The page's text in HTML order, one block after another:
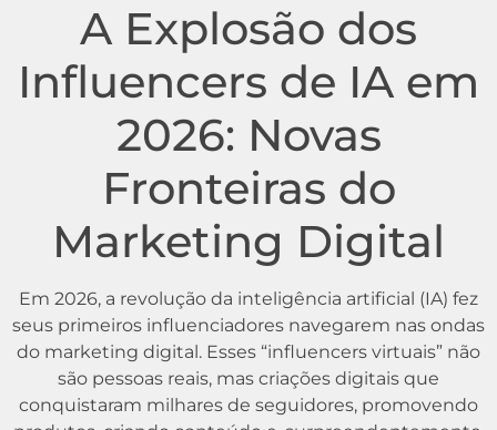
A Explosão dos
Influencers de IA em
2026: Novas
Fronteiras do
Marketing Digital
Em 2026, a revolução da inteligência artificial (IA) fez
seus primeiros influenciadores navegarem nas ondas
do marketing digital. Esses “influencers virtuais” não
são pessoas reais, mas criações digitais que
conquistaram milhares de seguidores, promovendo